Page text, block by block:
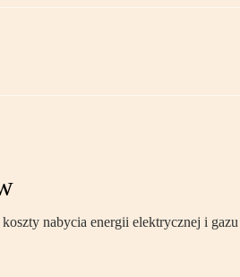
nabycia energii elektrycznej i